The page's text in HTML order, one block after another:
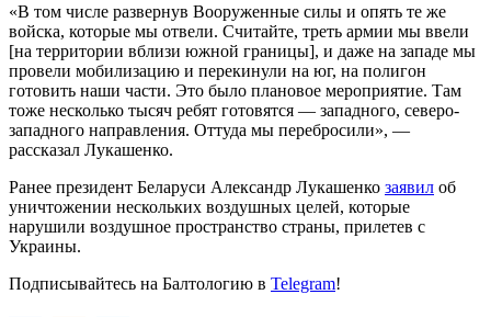
«В том числе развернув Вооруженные силы и опять те же
войска, которые мы отвели. Считайте, треть армии мы ввели
[на территории вблизи южной границы], и даже на западе мы
провели мобилизацию и перекинули на юг, на полигон
готовить наши части. Это было плановое мероприятие. Там
тоже несколько тысяч ребят готовятся — западного, северо-
западного направления. Оттуда мы перебросили», —
рассказал Лукашенко.
Ранее президент Беларуси Александр Лукашенко заявил об
уничтожении нескольких воздушных целей, которые
нарушили воздушное пространство страны, прилетев с
Украины.
Подписывайтесь на Балтологию в Telegram!